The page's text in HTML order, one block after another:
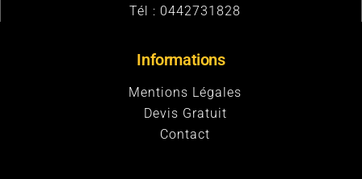
Tél : 0442731828
Informations
Mentions Légales
Devis Gratuit
Contact